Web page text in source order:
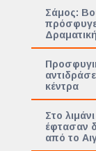
Σάμος:
κέντρα
Στο
έφτασαν
από το